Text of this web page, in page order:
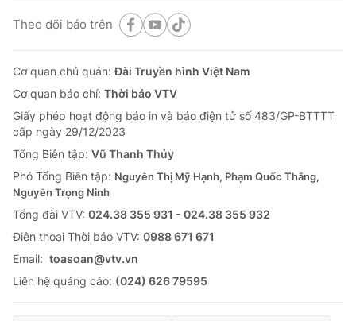
Theo dõi báo trên
Cơ quan chủ quản:Đài Truyền hình Việt Nam
Cơ quan báo chí: Thời báo VTV
Giấy phép hoạt động báo in và báo điện tử số 483/GP-BTTTT
cấp ngày 29/12/2023
Tổng Biên tập: Vũ Thanh Thủy
Phó Tổng Biên tập: Nguyễn Thị Mỹ Hạnh, Phạm Quốc Thắng,
Nguyễn Trọng Ninh
Tổng đài VTV: 024.38 355 931 - 024.38 355 932
Ðiện thoại Thời báo VTV: 0988 671 671
Email: toasoan@vtv.vn
Liên hệ quảng cáo: (024) 626 79595